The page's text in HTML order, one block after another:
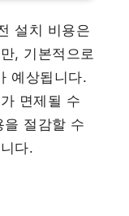
설치 비용은
, 기본적으로
예상됩니다.
면제될 수
절감할 수
다.